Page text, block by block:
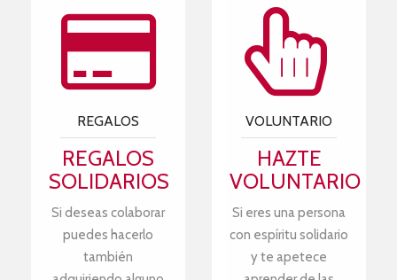
REGALOS
REGALOS
SOLIDARIOS
Si deseas colaborar
puedes hacerlo
también
VOLUNTARIO
HAZTE
VOLUNTARIO
Si eres una persona
con espíritu solidario
y te apetece